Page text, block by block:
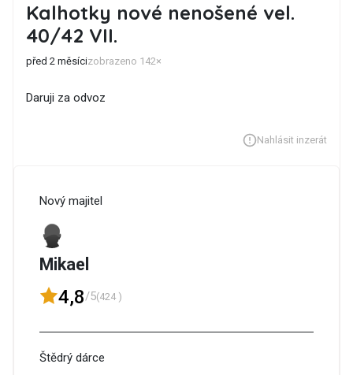
Kalhotky nové nenošené vel.
40/42 VII.
před 2 měsícizobrazeno 142×
Daruji za odvoz
Nahlásit inzerát
Nový majitel
Mikael
4,8/5(424 )
Štědrý dárce